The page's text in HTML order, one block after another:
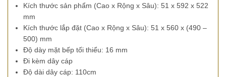
Kích thước sản phẩm (Cao x Rộng x Sâu): 51 x 592 x 522
mm
Kích thước lắp đặt (Cao x Rộng x Sâu): 51 x 560 x (490 –
500) mm
Độ dày mặt bếp tối thiểu: 16 mm
Đi kèm dây cáp
Độ dài dây cáp: 110cm